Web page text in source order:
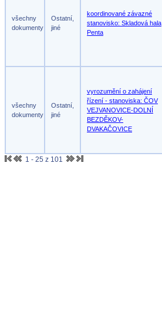
všechny
dokumenty
Ostatní,
jiné
koordinované závazné
stanovisko: Skladová hala
Penta
všechny
dokumenty
Ostatní,
jiné
vyrozumění o zahájení
řízení - stanoviska: ČOV
VEJVANOVICE-DOLNÍ
BEZDĚKOV-
DVAKAČOVICE
1 - 25 z 101